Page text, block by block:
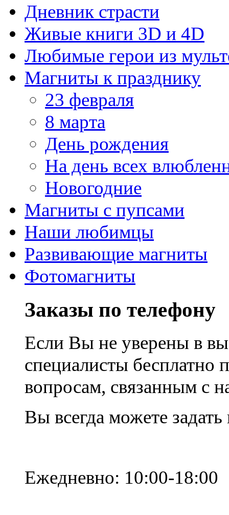
Дневник страсти
Живые книги 3D и 4D
Любимые герои из
Магниты к празднику
23 февраля
8 марта
День рождения
На день всех
Новогодние
Магниты с пупсами
Наши любимцы
Развивающие магниты
Фотомагниты
Заказы по телефону
Если Вы не уверены в
специалисты
вопросам, связанным с
Вы всегда можете
Ежедневно: 10:00-18:00